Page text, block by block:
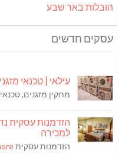
הובלות באר שבע
עסקים חדשים
עילאי | טכנאי
מתקין מזגנים,
הזדמנות עסקית
למכירה
הזדמנות עסקית[...]